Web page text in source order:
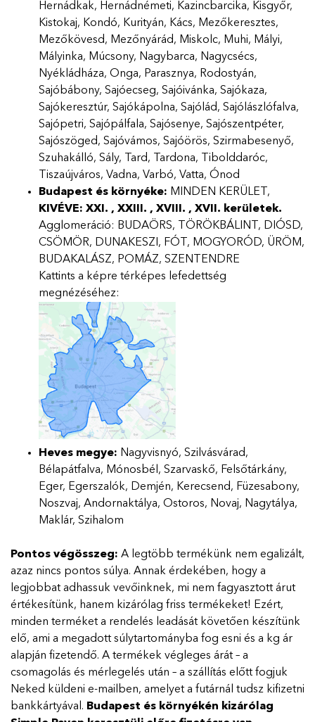
Hernádkak, Hernádnémeti, Kazincbarcika, Kisgyőr,
Kistokaj, Kondó, Kurityán, Kács, Mezőkeresztes,
Mezőkövesd, Mezőnyárád, Miskolc, Muhi, Mályi,
Mályinka, Múcsony, Nagybarca, Nagycsécs,
Nyékládháza, Onga, Parasznya, Rodostyán,
Sajóbábony, Sajóecseg, Sajóivánka, Sajókaza,
Sajókeresztúr, Sajókápolna, Sajólád, Sajólászlófalva,
Sajópetri, Sajópálfala, Sajósenye, Sajószentpéter,
Sajószöged, Sajóvámos, Sajóörös, Szirmabesenyő,
Szuhakálló, Sály, Tard, Tardona, Tibolddaróc,
Tiszaújváros, Vadna, Varbó, Vatta, Ónod
Budapest és környéke: MINDEN KERÜLET,
KIVÉVE: XXI. , XXIII. , XVIII. , XVII. kerületek.
Agglomeráció: BUDAÖRS, TÖRÖKBÁLINT, DIÓSD,
CSÖMÖR, DUNAKESZI, FÓT, MOGYORÓD, ÜRÖM,
BUDAKALÁSZ, POMÁZ, SZENTENDRE
Kattints a képre térképes lefedettség
megnézéséhez:
Heves megye: Nagyvisnyó, Szilvásvárad,
Bélapátfalva, Mónosbél, Szarvaskő, Felsőtárkány,
Eger, Egerszalók, Demjén, Kerecsend, Füzesabony,
Noszvaj, Andornaktálya, Ostoros, Novaj, Nagytálya,
Maklár, Szihalom
Pontos végösszeg: A legtöbb termékünk nem egalizált,
azaz nincs pontos súlya. Annak érdekében, hogy a
legjobbat adhassuk vevőinknek, mi nem fagyasztott árut
értékesítünk, hanem kizárólag friss termékeket! Ezért,
minden terméket a rendelés leadását követően készítünk
elő, ami a megadott súlytartományba fog esni és a kg ár
alapján fizetendő. A termékek végleges árát – a
csomagolás és mérlegelés után – a szállítás előtt fogjuk
Neked küldeni e-mailben, amelyet a futárnál tudsz kifizetni
bankkártyával. Budapest és környékén kizárólag